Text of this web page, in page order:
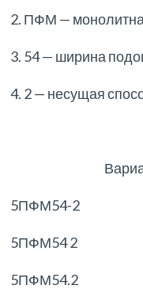
2. ПФМ —
3. 54 — ширина
4. 2 — несущая
5ПФМ54-2
5ПФМ54 2
5ПФМ54.2